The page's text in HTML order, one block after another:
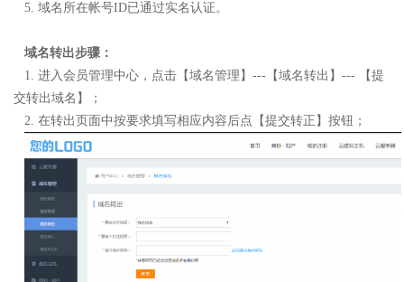
5. 域名所在帐号ID已通过实名认证。
域名转出步骤：
1. 进入会员管理中心，点击【域名管理】---【域名转出】--- 【提
交转出域名】；
2. 在转出页面中按要求填写相应内容后点【提交转正】按钮；